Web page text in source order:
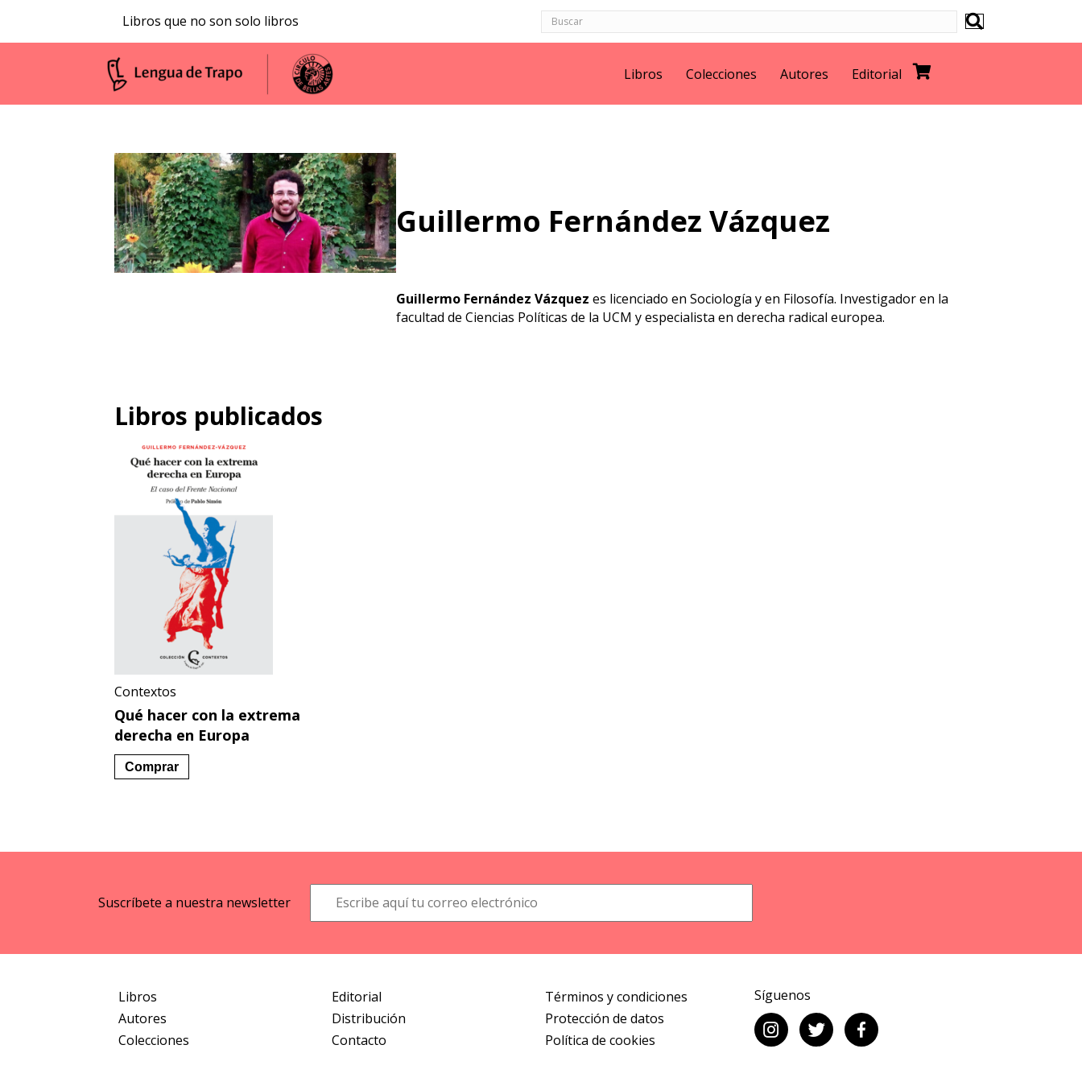
Libros que no son solo libros
Libros Colecciones Autores Editorial
Guillermo Fernández Vázquez
Guillermo Fernández Vázquez es licenciado en Sociología y en Filosofía. Investigador en la
facultad de Ciencias Políticas de la UCM y especialista en derecha radical europea.
Libros publicados
Contextos
Qué hacer con la extrema
derecha en Europa
Comprar
Suscríbete a nuestra newsletter
Libros
Autores
Colecciones
Editorial
Distribución
Contacto
Términos y condiciones
Protección de datos
Política de cookies
Síguenos